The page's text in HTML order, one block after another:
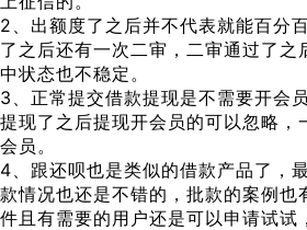
2、出额度了之后并不代表就能百分
了之后还有一次二审，二审通过了之
中状态也不稳定。
3、正常提交借款提现是不需要开会
提现了之后提现开会员的可以忽略，
会员。
4、跟还呗也是类似的借款产品了，
款情况也还是不错的，批款的案例也
件且有需要的用户还是可以申请试试